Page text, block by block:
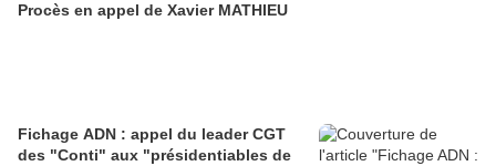
Procès en appel de Xavier MATHIEU
Fichage ADN : appel du leader CGT
des "Conti" aux "présidentiables de